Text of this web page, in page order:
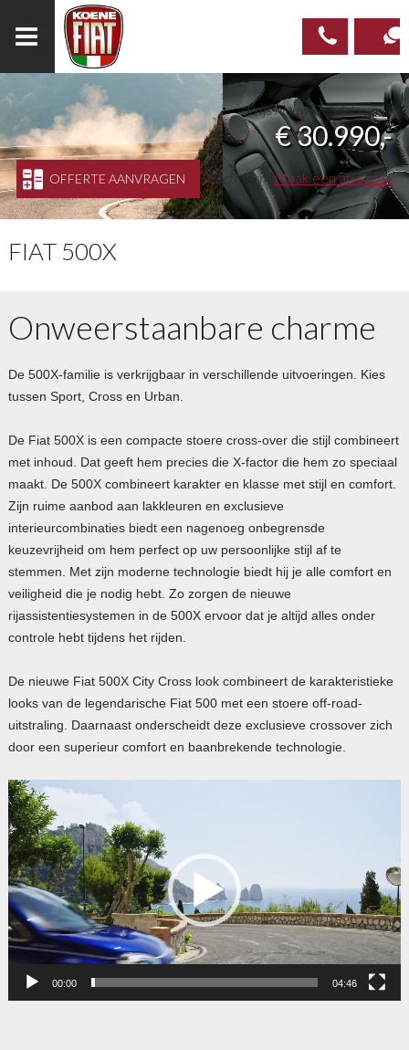
023
537 97
00
Prijs nieuwe model vanaf:
€ 30.990,-
OFFERTE AANVRAGEN Proefrijden? Maak een afspraak
FIAT 500X
Onweerstaanbare charme
De 500X-familie is verkrijgbaar in verschillende uitvoeringen. Kies
tussen Sport, Cross en Urban.
De Fiat 500X is een compacte stoere cross-over die stijl combineert
met inhoud. Dat geeft hem precies die X-factor die hem zo speciaal
maakt. De 500X combineert karakter en klasse met stijl en comfort.
Zijn ruime aanbod aan lakkleuren en exclusieve
interieurcombinaties biedt een nagenoeg onbegrensde
keuzevrijheid om hem perfect op uw persoonlijke stijl af te
stemmen. Met zijn moderne technologie biedt hij je alle comfort en
veiligheid die je nodig hebt. Zo zorgen de nieuwe
rijassistentiesystemen in de 500X ervoor dat je altijd alles onder
controle hebt tijdens het rijden.
De nieuwe Fiat 500X City Cross look combineert de karakteristieke
looks van de legendarische Fiat 500 met een stoere off-road-
uitstraling. Daarnaast onderscheidt deze exclusieve crossover zich
door een superieur comfort en baanbrekende technologie.
Videospeler
00:00 04:46